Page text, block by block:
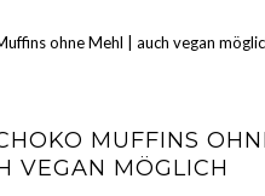
MUFFINS
VEGAN MÖGLICH